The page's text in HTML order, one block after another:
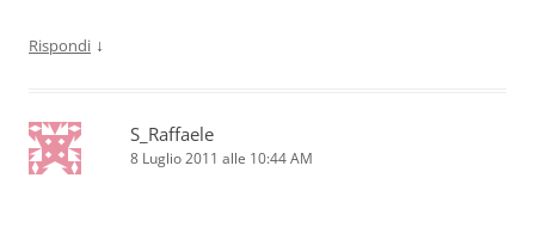
Rispondi ↓
S_Raffaele
8 Luglio 2011 alle 10:44 AM